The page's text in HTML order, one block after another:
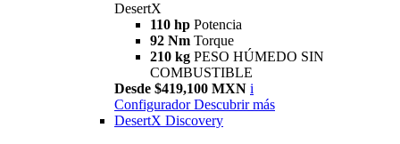
DesertX
110 hp Potencia
92 Nm Torque
210 kg PESO HÚMEDO SIN
COMBUSTIBLE
Desde $419,100 MXN i
Configurador Descubrir más
DesertX Discovery